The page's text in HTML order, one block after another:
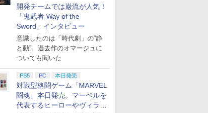
開発チームでは巌流が人気！
「鬼武者 Way of the
Sword」インタビュー
意識したのは「時代劇」の“静
と動”。過去作のオマージュに
ついても聞いた
PS5 PC 本日発売
対戦型格闘ゲーム「MARVEL
闘魂」本日発売。マーベルを
代表するヒーローやヴィラン